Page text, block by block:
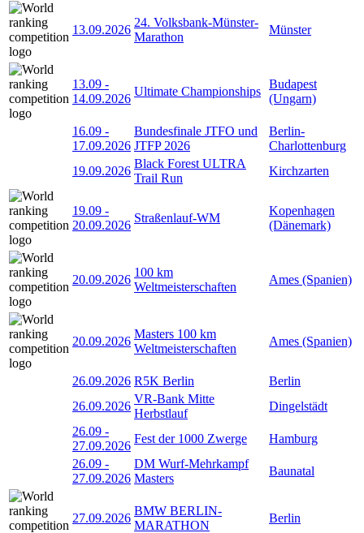
13.09.2026
24. Volksbank-Münster-
Marathon
Münster
13.09 -
14.09.2026
Ultimate Championships
Budapest
(Ungarn)
16.09 -
17.09.2026
Bundesfinale JTFO und
JTFP 2026
Berlin-
Charlottenburg
19.09.2026
Black Forest ULTRA
Trail Run
Kirchzarten
19.09 -
20.09.2026
Straßenlauf-WM
Kopenhagen
(Dänemark)
20.09.2026
100 km
Weltmeisterschaften
Ames (Spanien)
20.09.2026
Masters 100 km
Weltmeisterschaften
Ames (Spanien)
26.09.2026 R5K Berlin
Berlin
26.09.2026
VR-Bank Mitte
Herbstlauf
Dingelstädt
26.09 -
27.09.2026
Fest der 1000 Zwerge
Hamburg
26.09 -
27.09.2026
DM Wurf-Mehrkampf
Masters
Baunatal
27.09.2026
BMW BERLIN-
MARATHON
Berlin